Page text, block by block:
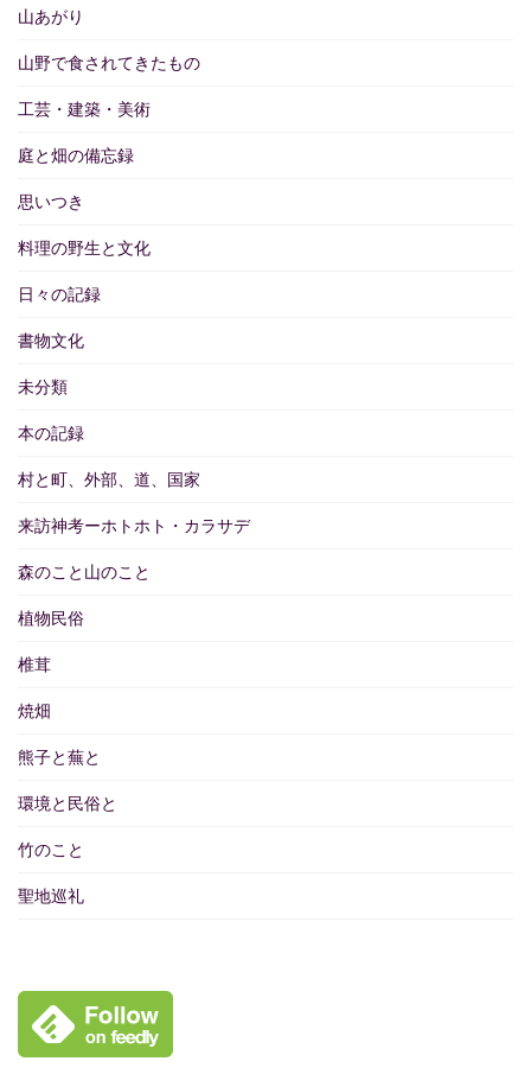
山あがり
山野で食されてきたもの
工芸・建築・美術
庭と畑の備忘録
思いつき
料理の野生と文化
日々の記録
書物文化
未分類
本の記録
村と町、外部、道、国家
来訪神考ーホトホト・カラサデ
森のこと山のこと
植物民俗
椎茸
焼畑
熊子と蕪と
環境と民俗と
竹のこと
聖地巡礼